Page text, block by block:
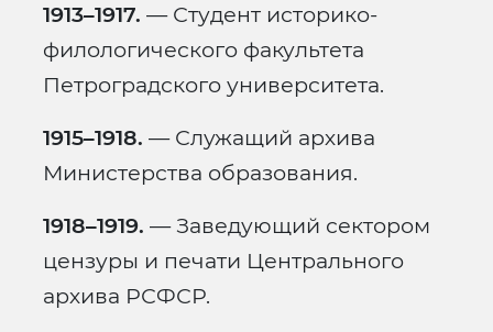
1913–1917. — Студент историко-
филологического факультета
Петроградского университета.
1915–1918. — Служащий архива
Министерства образования.
1918–1919. — Заведующий сектором
цензуры и печати Центрального
архива РСФСР.